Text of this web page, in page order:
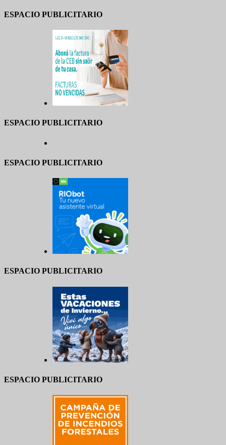
ESPACIO PUBLICITARIO
ESPACIO PUBLICITARIO
ESPACIO PUBLICITARIO
ESPACIO PUBLICITARIO
ESPACIO PUBLICITARIO